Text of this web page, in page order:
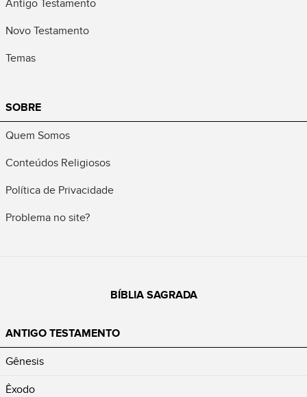
Antigo Testamento
Novo Testamento
Temas
SOBRE
Quem Somos
Conteúdos Religiosos
Política de Privacidade
Problema no site?
BÍBLIA SAGRADA
ANTIGO TESTAMENTO
Gênesis
Êxodo